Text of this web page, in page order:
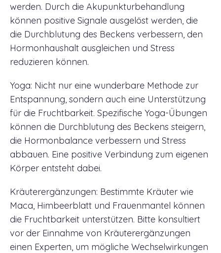
werden. Durch die Akupunkturbehandlung
können positive Signale ausgelöst werden, die
die Durchblutung des Beckens verbessern, den
Hormonhaushalt ausgleichen und Stress
reduzieren können.
Yoga: Nicht nur eine wunderbare Methode zur
Entspannung, sondern auch eine Unterstützung
für die Fruchtbarkeit. Spezifische Yoga-Übungen
können die Durchblutung des Beckens steigern,
die Hormonbalance verbessern und Stress
abbauen. Eine positive Verbindung zum eigenen
Körper entsteht dabei.
Kräuterergänzungen: Bestimmte Kräuter wie
Maca, Himbeerblatt und Frauenmantel können
die Fruchtbarkeit unterstützen. Bitte konsultiert
vor der Einnahme von Kräuterergänzungen
einen Experten, um mögliche Wechselwirkungen